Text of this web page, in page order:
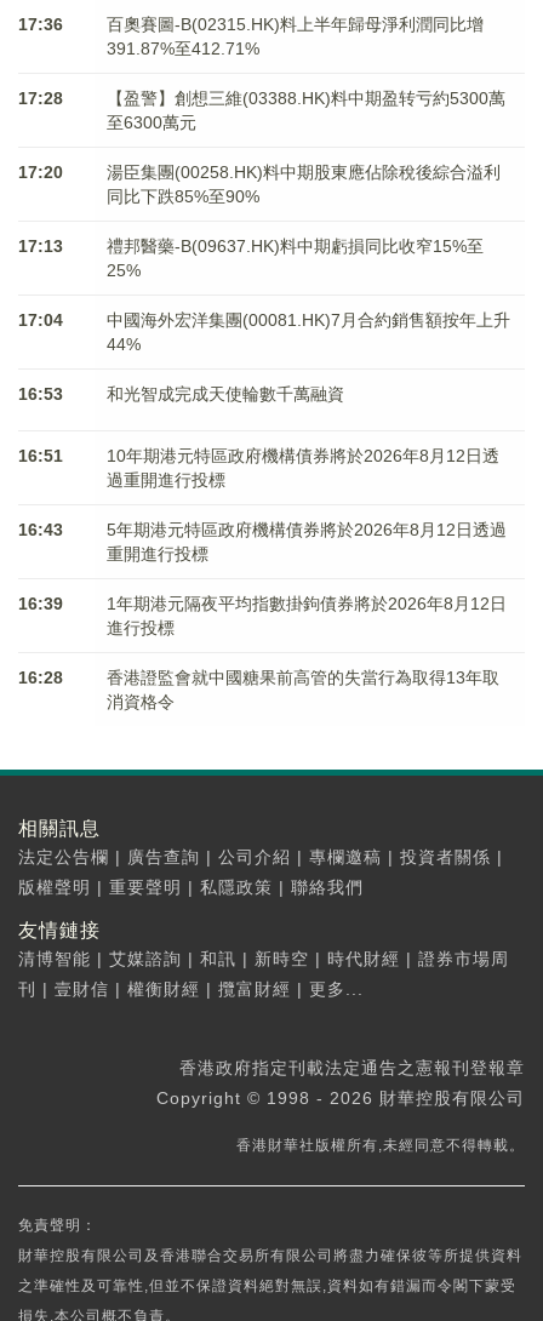
17:36
百奧賽圖-B(02315.HK)料上半年歸母淨利潤同比增
391.87%至412.71%
17:28
【盈警】創想三維(03388.HK)料中期盈转亏約5300萬
至6300萬元
17:20
湯臣集團(00258.HK)料中期股東應佔除稅後綜合溢利
同比下跌85%至90%
17:13
禮邦醫藥-B(09637.HK)料中期虧損同比收窄15%至
25%
17:04
中國海外宏洋集團(00081.HK)7月合約銷售額按年上升
44%
16:53 和光智成完成天使輪數千萬融資
16:51
10年期港元特區政府機構債券將於2026年8月12日透
過重開進行投標
16:43
5年期港元特區政府機構債券將於2026年8月12日透過
重開進行投標
16:39
1年期港元隔夜平均指數掛鉤債券將於2026年8月12日
進行投標
16:28
香港證監會就中國糖果前高管的失當行為取得13年取
消資格令
相關訊息
法定公告欄 | 廣告查詢 | 公司介紹 | 專欄邀稿 | 投資者關係 |
版權聲明 | 重要聲明 | 私隱政策 | 聯絡我們
友情鏈接
清博智能 | 艾媒諮詢 | 和訊 | 新時空 | 時代財經 | 證券市場周
刊
| 壹財信 | 權衡財經 | 攬富財經 | 更多...
香港政府指定刊載法定通告之憲報刊登報章
Copyright © 1998 - 2026 財華控股有限公司
香港財華社版權所有,未經同意不得轉載。
免責聲明：
財華控股有限公司及香港聯合交易所有限公司將盡力確保彼等所提供資料
之準確性及可靠性,但並不保證資料絕對無誤,資料如有錯漏而令閣下蒙受
損失,本公司概不負責。